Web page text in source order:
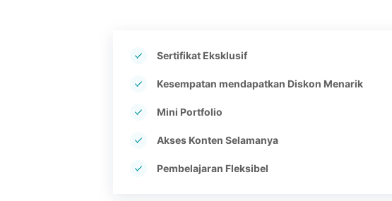
Sertifikat Eksklusif
Kesempatan mendapatkan Diskon Menarik
Mini Portfolio
Akses Konten Selamanya
Pembelajaran Fleksibel